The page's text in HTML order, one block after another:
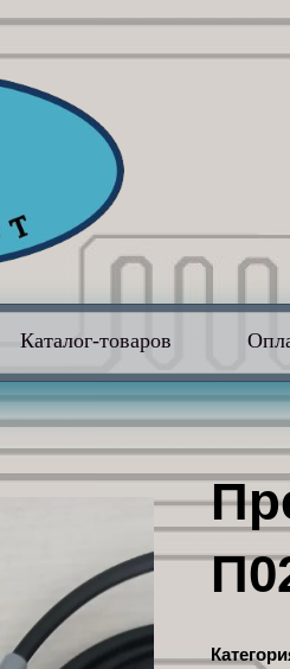
Каталог-товаров